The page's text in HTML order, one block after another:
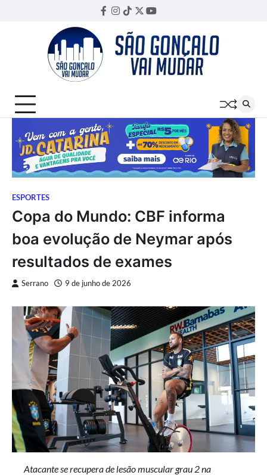
Facebook
Instagram
TikTok
TwitterYouTube
ESPORTES
Copa do Mundo: CBF informa
boa evolução de Neymar após
resultados de exames
Serrano 9 de junho de 2026
Atacante se recupera de lesão muscular grau 2 na